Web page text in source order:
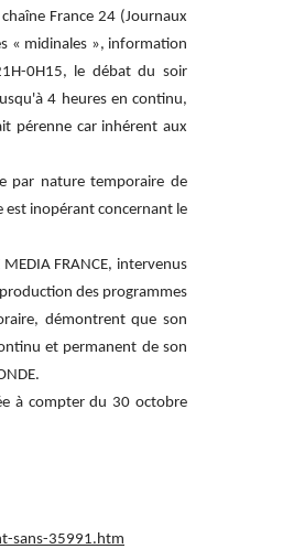
France 24 (Journaux
« midinales », information
0H15, le débat du soir
4 heures en continu,
pérenne car inhérent aux
par nature temporaire de
est inopérant concernant le
FRANCE, intervenus
des programmes
démontrent que son
et permanent de son
à compter du 30 octobre
sans-35991.htm